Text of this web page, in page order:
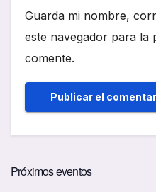
Guarda mi nombre,
este navegador para la
comente.
Próximos eventos